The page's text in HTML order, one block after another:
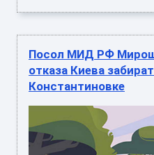
Посол МИД РФ
отказа Киева
Константиновке